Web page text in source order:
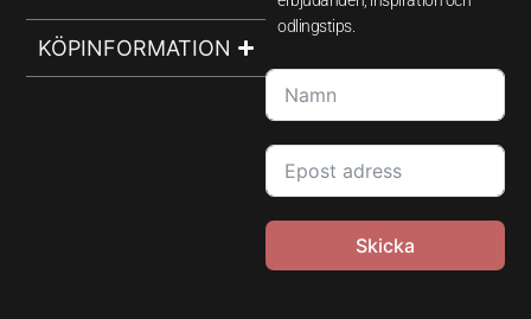
KÖPINFORMATION
odlingstips.
Skicka